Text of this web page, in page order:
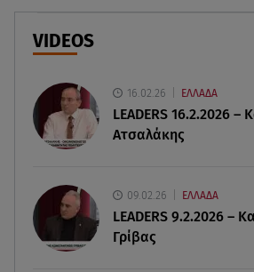
Συμφωνία Ιράν – Ομάν για τα
06.08.26 , 17:12
Δηλώνει χορτασμένη και
06.08.26 , 16:57
06.08.26 , 16:50
Οι έξι πιο επικίνδυνες εβδομάδες
VIDEOS
16.02.26 ΕΛΛΑΔΑ
LEADERS 16.2.2026 –
Ατσαλάκης
09.02.26 ΕΛΛΑΔΑ
LEADERS 9.2.2026 –
Γρίβας